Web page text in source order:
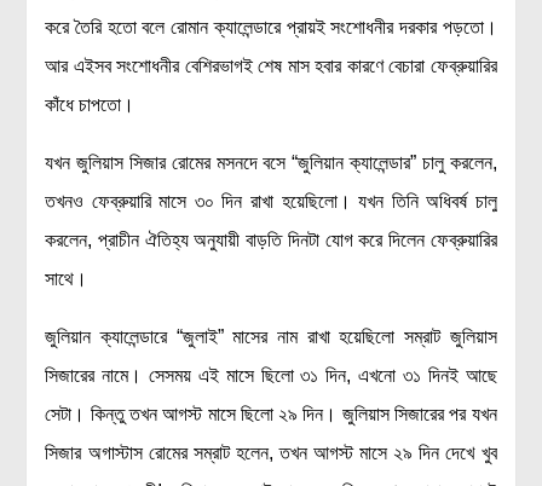
করে তৈরি হতো বলে রোমান ক্যালেন্ডারে প্রায়ই সংশোধনীর দরকার পড়তো।
আর এইসব সংশোধনীর বেশিরভাগই শেষ মাস হবার কারণে বেচারা ফেব্রুয়ারির
কাঁধে চাপতো।
যখন জুলিয়াস সিজার রোমের মসনদে বসে “জুলিয়ান ক্যালেন্ডার” চালু করলেন,
তখনও ফেব্রুয়ারি মাসে ৩০ দিন রাখা হয়েছিলো। যখন তিনি অধিবর্ষ চালু
করলেন, প্রাচীন ঐতিহ্য অনুযায়ী বাড়তি দিনটা যোগ করে দিলেন ফেব্রুয়ারির
সাথে।
জুলিয়ান ক্যালেন্ডারে “জুলাই” মাসের নাম রাখা হয়েছিলো সম্রাট জুলিয়াস
সিজারের নামে। সেসময় এই মাসে ছিলো ৩১ দিন, এখনো ৩১ দিনই আছে
সেটা। কিন্তু তখন আগস্ট মাসে ছিলো ২৯ দিন। জুলিয়াস সিজারের পর যখন
সিজার অগাস্টাস রোমের সম্রাট হলেন, তখন আগস্ট মাসে ২৯ দিন দেখে খুব